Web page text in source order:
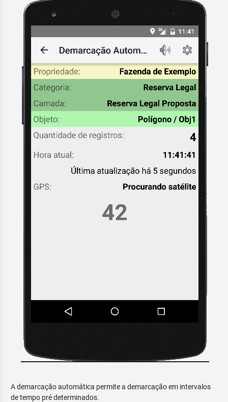
A demarcação automática permite a demarcação em intervalos
de tempo pré determinados.